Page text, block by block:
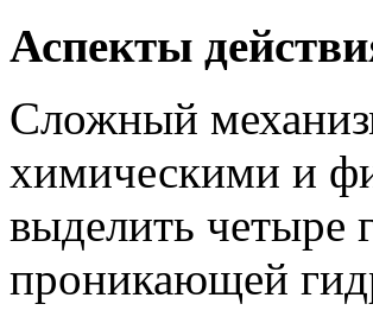
Аспекты
Сложный
химическими и
выделить четыре
проникающей